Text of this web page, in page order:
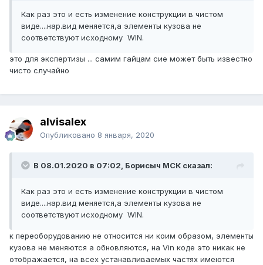
Как раз это и есть изменение конструкции в чистом
виде....нар.вид меняется,а элементы кузова не
соответствуют исходному WIN.
это для экспертизы ... самим гайцам сие может быть известно
чисто случайно
alvisalex
Опубликовано 8 января, 2020
В 08.01.2020 в 07:02, Борисыч МСК сказал:
Как раз это и есть изменение конструкции в чистом
виде....нар.вид меняется,а элементы кузова не
соответствуют исходному WIN.
к переоборудованию не относится ни коим образом, элементы
кузова не меняются а обновляются, на Vin коде это никак не
отображается, на всех устанавливаемых частях имеются